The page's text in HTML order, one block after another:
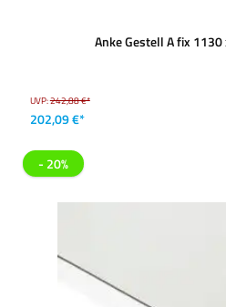
Anke Gestell A fix
UVP:242,88 €*
202,09 €*
- 20%